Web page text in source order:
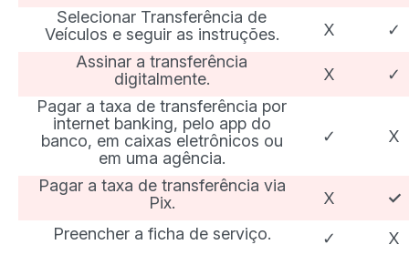
Selecionar Transferência de
Veículos e seguir as instruções.
X
✓
Assinar a transferência
digitalmente.
X
✓
Pagar a taxa de transferência por
internet banking, pelo app do
banco, em caixas eletrônicos ou
em uma agência.
✓ X
Pagar a taxa de transferência via
Pix.
X
✓
Preencher a ficha de serviço.
✓
X